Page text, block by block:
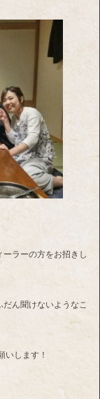
ラーの方をお招きし
ん聞けないようなこ
いします！